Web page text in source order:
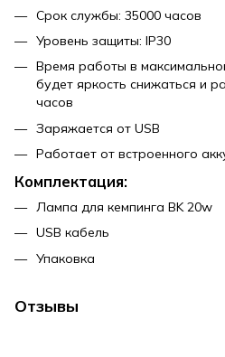
Срок службы: 35000 часов
Уровень защиты: IP30
Время работы в
будет яркость снижаться и
часов
Заряжается от USB
Работает от встроенного
Комплектация:
Лампа для кемпинга BK 20w
USB кабель
Упаковка
Отзывы